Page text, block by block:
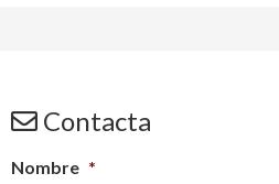
Contacta
Nombre *